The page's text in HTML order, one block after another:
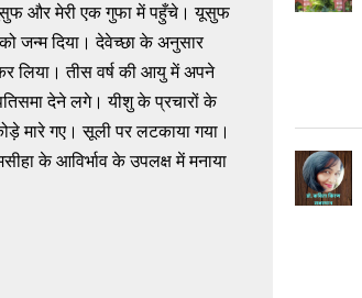
और मेरी एक गुफा में पहुँचे। यूसुफ
जन्म दिया। देवेच्छा के अनुसार
लिया। तीस वर्ष की आयु में अपने
देने लगे। यीशु के प्रचारों के
मारे गए। सूली पर लटकाया गया।
के आविर्भाव के उपलक्ष में मनाया